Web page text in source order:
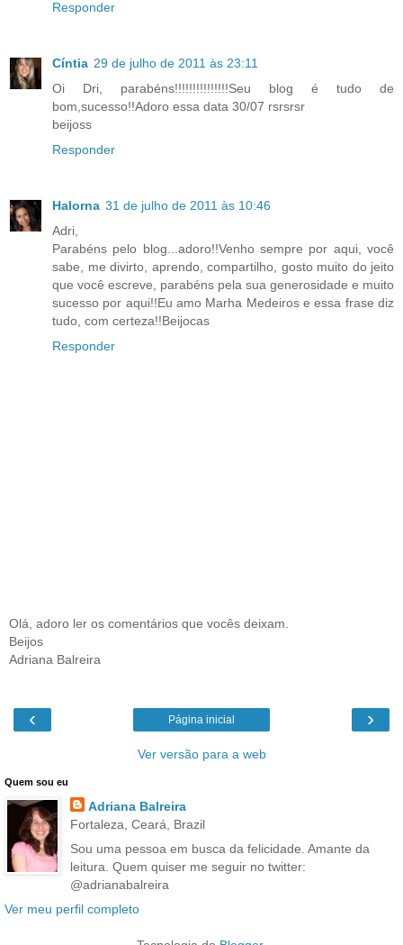
Responder
Cíntia 29 de julho de 2011 às 23:11
Oi Dri, parabéns!!!!!!!!!!!!!!!Seu blog é tudo de
bom,sucesso!!Adoro essa data 30/07 rsrsrsr
beijoss
Responder
Halorna 31 de julho de 2011 às 10:46
Adri,
Parabéns pelo blog...adoro!!Venho sempre por aqui, você
sabe, me divirto, aprendo, compartilho, gosto muito do jeito
que você escreve, parabéns pela sua generosidade e muito
sucesso por aqui!!Eu amo Marha Medeiros e essa frase diz
tudo, com certeza!!Beijocas
Responder
Olá, adoro ler os comentários que vocês deixam.
Beijos
Adriana Balreira
‹ ›
Página inicial
Ver versão para a web
Quem sou eu
Adriana Balreira
Fortaleza, Ceará, Brazil
Sou uma pessoa em busca da felicidade. Amante da
leitura. Quem quiser me seguir no twitter:
@adrianabalreira
Ver meu perfil completo